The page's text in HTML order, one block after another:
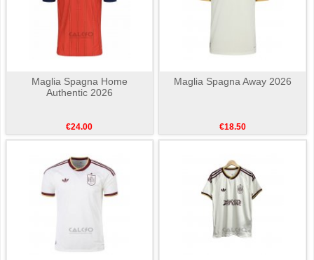
Maglia Spagna Home
Authentic 2026
€24.00
Maglia Spagna Away 2026
€18.50